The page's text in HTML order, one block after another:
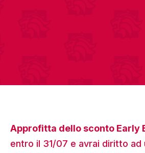
Approfitta dello sconto Early
entro il 31/07 e avrai diritto ad